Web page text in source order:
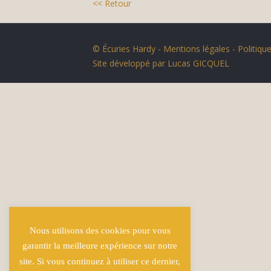
<< Retour
© Écuries Hardy - Mentions légales -
Site développé par Lucas GICQUEL
Nous utilisons des cookies pour vous
garantir la meilleure expérience sur notre
site. Si vous continuez à utiliser ce dernier,